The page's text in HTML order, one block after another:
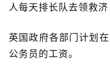
人每天排长队去领救济
英国政府各部门计划
公务员的工资。